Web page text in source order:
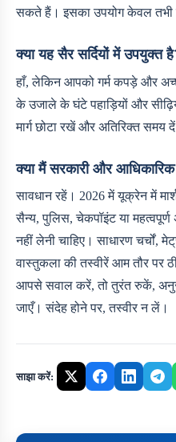
सकते हैं। इसका उपयोग केवल
क्या यह सैर सर्दियों में उपयुक्त
हाँ, लेकिन आपको गर्म कपड़े और
के उजाले के घंटे पहाड़ियों और
मार्ग छोटा रखें और अतिरिक्त समय
क्या मैं सरकारी और
सावधान रहें। 2026 में यूक्रेन में
सैन्य, पुलिस, चेकपॉइंट या महत्वपूर्ण
नहीं लेनी चाहिए। साधारण
वास्तुकला की तस्वीरें आम तौर पर
आपसे सवाल करें, तो तुरंत रुकें,
जाएँ। संदेह होने पर, तस्वीर न लें।
साझा करें: